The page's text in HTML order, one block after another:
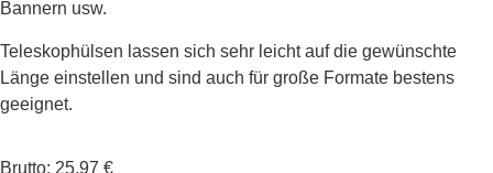
Bannern usw.
Teleskophülsen lassen sich sehr leicht auf die gewünschte
Länge einstellen und sind auch für große Formate bestens
geeignet.
Brutto: 25,97 €